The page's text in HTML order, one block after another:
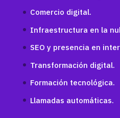
Comercio digital.
Infraestructura en la
SEO y presencia en
Transformación digital.
Formación tecnológica.
Llamadas automáticas.